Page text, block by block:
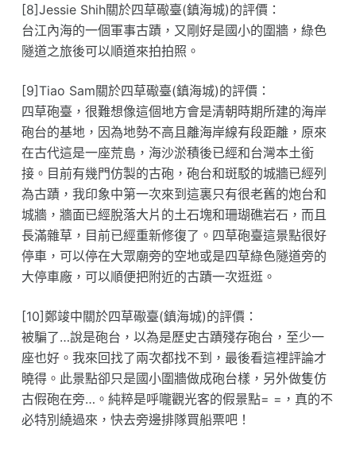
[8]Jessie Shih關於四草礮臺(鎮海城)的評價：
台江內海的一個軍事古蹟，又剛好是國小的圍牆，綠色
隧道之旅後可以順道來拍拍照。
[9]Tiao Sam關於四草礮臺(鎮海城)的評價：
四草砲臺，很難想像這個地方會是清朝時期所建的海岸
砲台的基地，因為地勢不高且離海岸線有段距離，原來
在古代這是一座荒島，海沙淤積後已經和台灣本土銜
接。目前有幾門仿製的古砲，砲台和斑駁的城牆已經列
為古蹟，我印象中第一次來到這裏只有很老舊的炮台和
城牆，牆面已經脫落大片的土石塊和珊瑚礁岩石，而且
長滿雜草，目前已經重新修復了。四草砲臺這景點很好
停車，可以停在大眾廟旁的空地或是四草綠色隧道旁的
大停車廠，可以順便把附近的古蹟一次逛逛。
[10]鄭竣中關於四草礮臺(鎮海城)的評價：
被騙了…說是砲台，以為是歷史古蹟殘存砲台，至少一
座也好。我來回找了兩次都找不到，最後看這裡評論才
曉得。此景點卻只是國小圍牆做成砲台樣，另外做隻仿
古假砲在旁…。純粹是呼嚨觀光客的假景點= =，真的不
必特別繞過來，快去旁邊排隊買船票吧！